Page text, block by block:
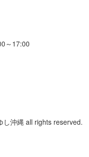
～17:00
沖縄 all rights reserved.